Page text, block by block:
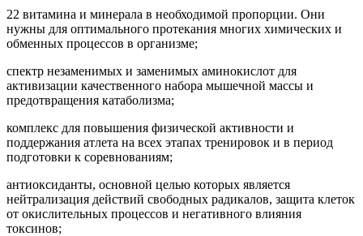
22 витамина и минерала в необходимой пропорции. Они
нужны для оптимального протекания многих химических и
обменных процессов в организме;
спектр незаменимых и заменимых аминокислот для
активизации качественного набора мышечной массы и
предотвращения катаболизма;
комплекс для повышения физической активности и
поддержания атлета на всех этапах тренировок и в период
подготовки к соревнованиям;
антиоксиданты, основной целью которых является
нейтрализация действий свободных радикалов, защита клеток
от окислительных процессов и негативного влияния
токсинов;